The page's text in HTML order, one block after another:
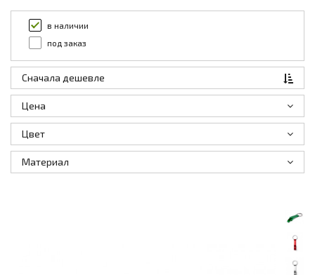
в наличии
под заказ
Сначала дешевле
Цена
Цвет
Материал